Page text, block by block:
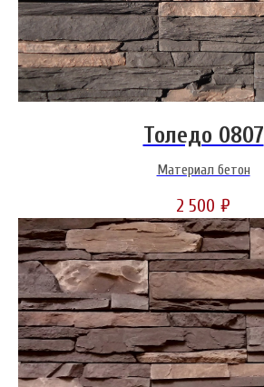
Толедо 0807
Материал бетон
2 500 ₽